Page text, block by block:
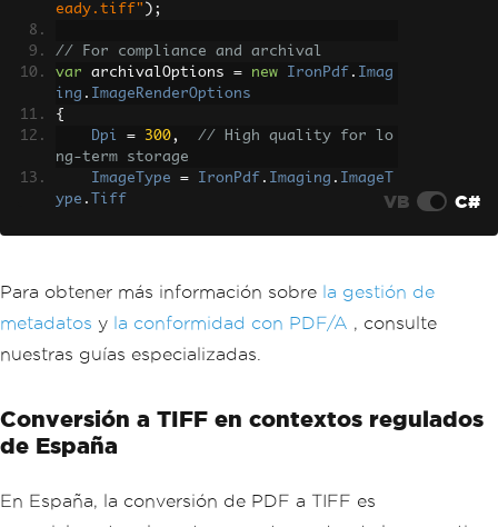
eady.tiff" );
// For compliance and archival
var archivalOptions = new IronPdf . Imag
ing . ImageRenderOptions
{
Dpi
= 300,
// High quality for lo
ng-term storage
ImageType
= IronPdf . Imaging . ImageT
ype .
Tiff
VB C#
Para obtener más información sobre la gestión de
metadatos y la conformidad con PDF/A , consulte
nuestras guías especializadas.
Conversión a TIFF en contextos regulados
de España
En España, la conversión de PDF a TIFF es